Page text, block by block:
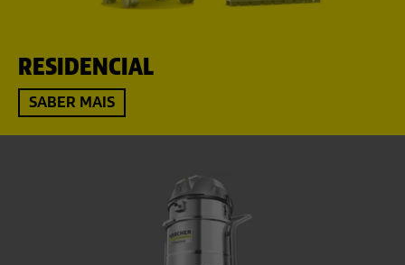
RESIDENCIAL
SABER MAIS